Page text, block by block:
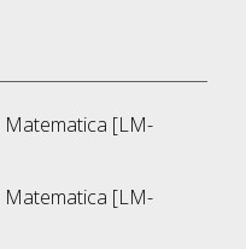
Matematica [LM-
Matematica [LM-